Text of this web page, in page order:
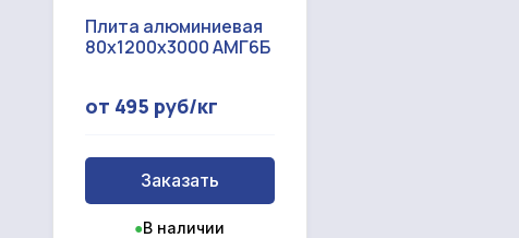
Плита алюминиевая
80x1200x3000 АМГ6Б
от 495 руб/кг
Заказать
●В наличии